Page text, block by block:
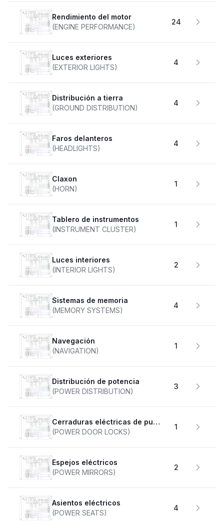
Rendimiento del motor
(ENGINE PERFORMANCE)
24
Luces exteriores
(EXTERIOR LIGHTS)
4
Distribución a tierra
(GROUND DISTRIBUTION)
4
faros delanteros
(HEADLIGHTS)
4
claxon
(HORN)
1
Tablero de instrumentos
(INSTRUMENT CLUSTER)
1
Luces interiores
(INTERIOR LIGHTS)
2
Sistemas de memoria
(MEMORY SYSTEMS)
4
Navegación
(NAVIGATION)
1
Distribución de potencia
(POWER DISTRIBUTION)
3
Cerraduras eléctricas de puertas
(POWER DOOR LOCKS)
1
Espejos eléctricos
(POWER MIRRORS)
2
Asientos eléctricos
(POWER SEATS)
4